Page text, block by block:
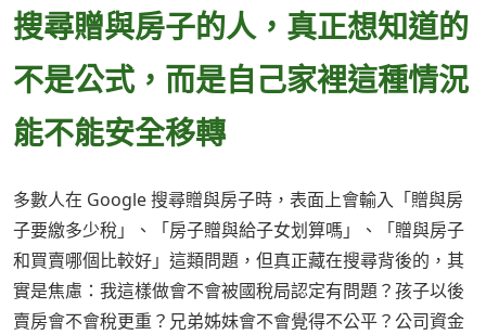
搜尋贈與房子的人，真正想知道的
不是公式，而是自己家裡這種情況
能不能安全移轉
多數人在 Google 搜尋贈與房子時，表面上會輸入「贈與房
子要繳多少稅」、「房子贈與給子女划算嗎」、「贈與房子
和買賣哪個比較好」這類問題，但真正藏在搜尋背後的，其
實是焦慮：我這樣做會不會被國稅局認定有問題？孩子以後
賣房會不會稅更重？兄弟姊妹會不會覺得不公平？公司資金